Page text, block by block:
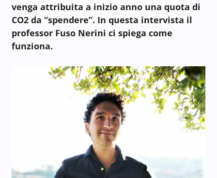
venga attribuita a inizio anno una quota di
CO2 da “spendere”. In questa intervista il
professor Fuso Nerini ci spiega come
funziona.